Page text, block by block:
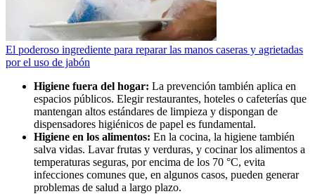
El poderoso ingrediente para reparar las manos caseras y agrietadas
por el uso de jabón
Higiene fuera del hogar: La prevención también aplica en
espacios públicos. Elegir restaurantes, hoteles o cafeterías que
mantengan altos estándares de limpieza y dispongan de
dispensadores higiénicos de papel es fundamental.
Higiene en los alimentos: En la cocina, la higiene también
salva vidas. Lavar frutas y verduras, y cocinar los alimentos a
temperaturas seguras, por encima de los 70 °C, evita
infecciones comunes que, en algunos casos, pueden generar
problemas de salud a largo plazo.